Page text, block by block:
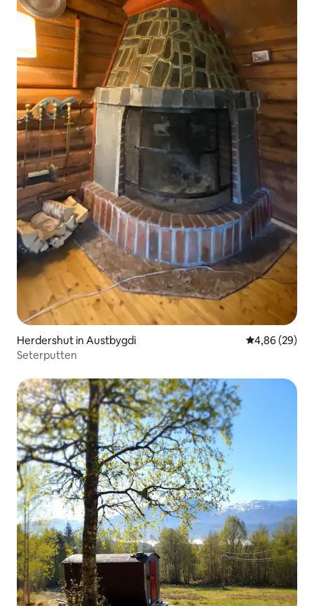
Herdershut in Austbygdi Gemiddelde
4,86 (29)
Seterputten